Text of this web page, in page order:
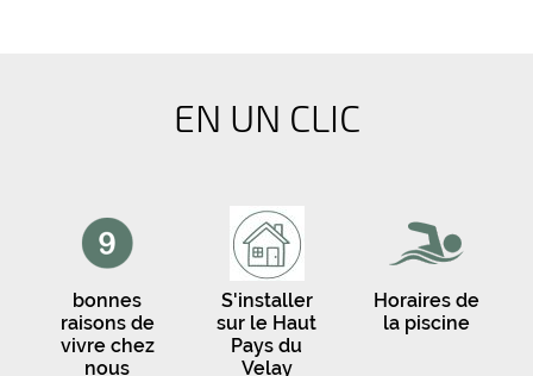
EN UN CLIC
bonnes
raisons de
vivre chez
nous
S'installer
sur le Haut
Pays du
Velay
Horaires de
la piscine